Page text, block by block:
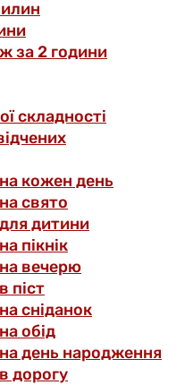
за 2 години
складності
кожен день
свято
дитини
пікнік
вечерю
піст
сніданок
обід
день народження
дорогу